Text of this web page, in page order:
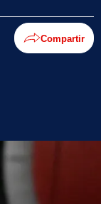
Compartir